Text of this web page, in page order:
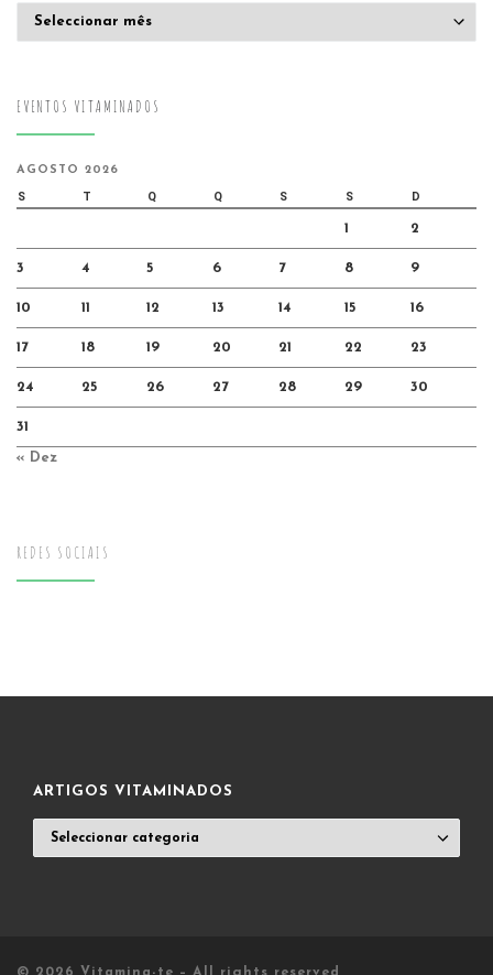
EVENTOS VITAMINADOS
AGOSTO 2026
S T Q Q S S D
1 2
3 4 5 6 7 8 9
10 11 12 13 14 15 16
17 18 19 20 21 22 23
24 25 26 27 28 29 30
31
« Dez
REDES SOCIAIS
ARTIGOS VITAMINADOS
VITAMINADOS